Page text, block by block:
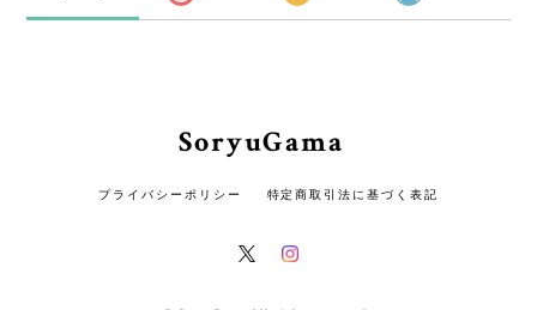
SoryuGama
プライバシーポリシー 特定商取引法に基づく表記